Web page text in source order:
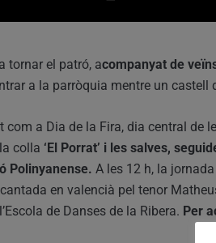
tornar el patró, acompanyat de
a la parròquia mentre un castell
com a Dia de la Fira, dia central de
colla ‘El Porrat’ i les salves,
Polinyanense. A les 12 h, la
en valencià pel tenor
de Danses de la Ribera. Per